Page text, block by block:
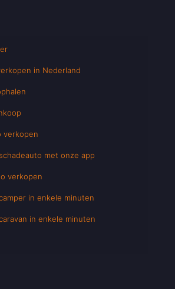
in Nederland
verkopen
met onze app
verkopen
in enkele minuten
in enkele minuten